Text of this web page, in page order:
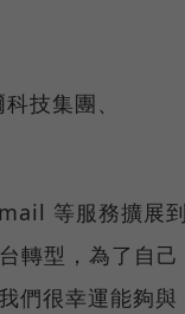
技集團、
等服務擴展
轉型，為了自己
們很幸運能夠與